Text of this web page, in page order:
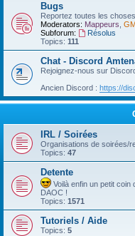
Bugs
Reportez toutes les
Moderators: Mappeurs
Subforum:
Résolus
Topics: 111
Chat - Discord
Rejoignez-nous sur
Ancien Discord : https://
IRL / Soirées
Organisations de soirées/
Topics: 47
Detente
Voilà enfin un petit
DAOC !
Topics: 1571
Tutoriels / Aide
Topics: 5